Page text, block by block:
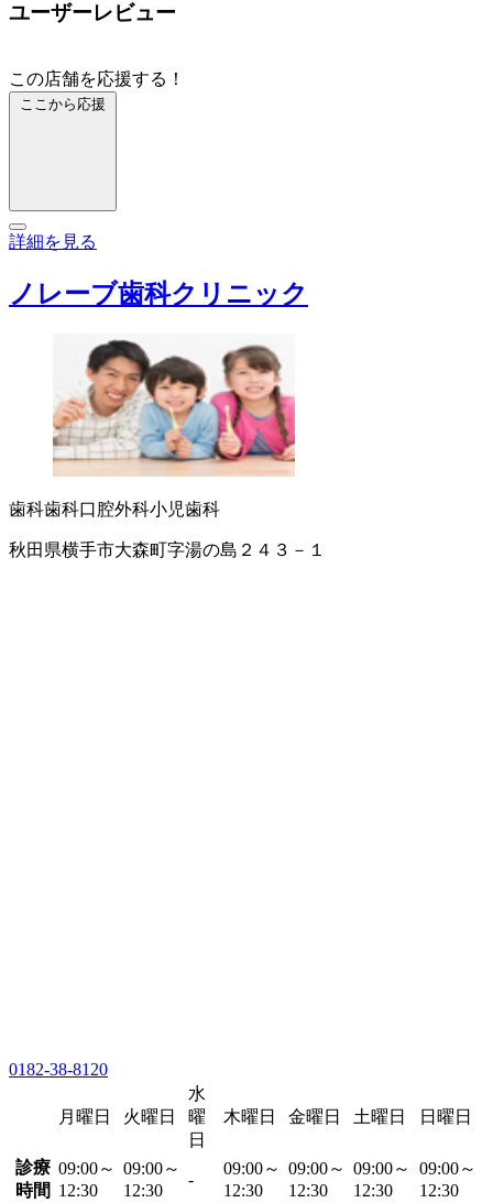
ユーザーレビュー
この店舗を応援する！
ここから応援
詳細を見る
ノレーブ歯科クリニック
歯科歯科口腔外科小児歯科
秋田県横手市大森町字湯の島２４３－１
0182-38-8120
月曜日 火曜日
水
曜
日
木曜日 金曜日 土曜日 日曜日
診療
時間
09:00～
12:30
09:00～
12:30
-
09:00～
12:30
09:00～
12:30
09:00～
12:30
09:00～
12:30